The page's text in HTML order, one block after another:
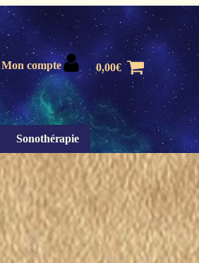
Mon compte 0,00€
Sonothérapie